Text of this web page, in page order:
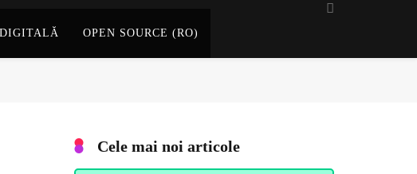
OPEN SOURCE (RO)
Cele mai noi articole